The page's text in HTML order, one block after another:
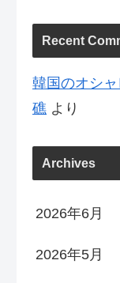
Recent
韓国のオシ
礁 より
Archives
2026年6月
2026年5月